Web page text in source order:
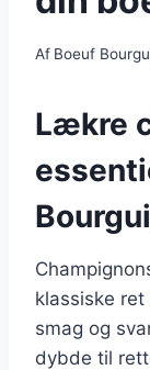
Af Boeuf
Lækre
klassiske ret
smag og
dybde til